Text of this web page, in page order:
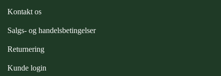
PREMIER EQUINE KØLETERAPI
PREMIER EQUINE GROOMING & STALD
Kontakt os
Salgs- og handelsbetingelser
Returnering
Kunde login